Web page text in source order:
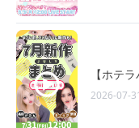
【ホテ
2026-07-